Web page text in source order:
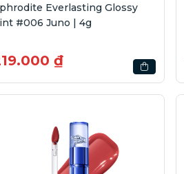
Everlasting Glossy
#006 Juno | 4g
₫